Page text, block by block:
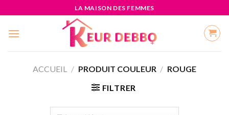
LA MAISON DES FEMMES
ACCUEIL / PRODUIT COULEUR / ROUGE
FILTRER